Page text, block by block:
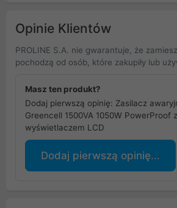
Opinie Klientów
PROLINE S.A. nie gwarantuje, że
pochodzą od osób, które zakupiły lub
Masz ten produkt?
Dodaj pierwszą opinię: Zasilacz
Greencell 1500VA 1050W PowerProof z
wyświetlaczem LCD
Dodaj pierwszą opinię...